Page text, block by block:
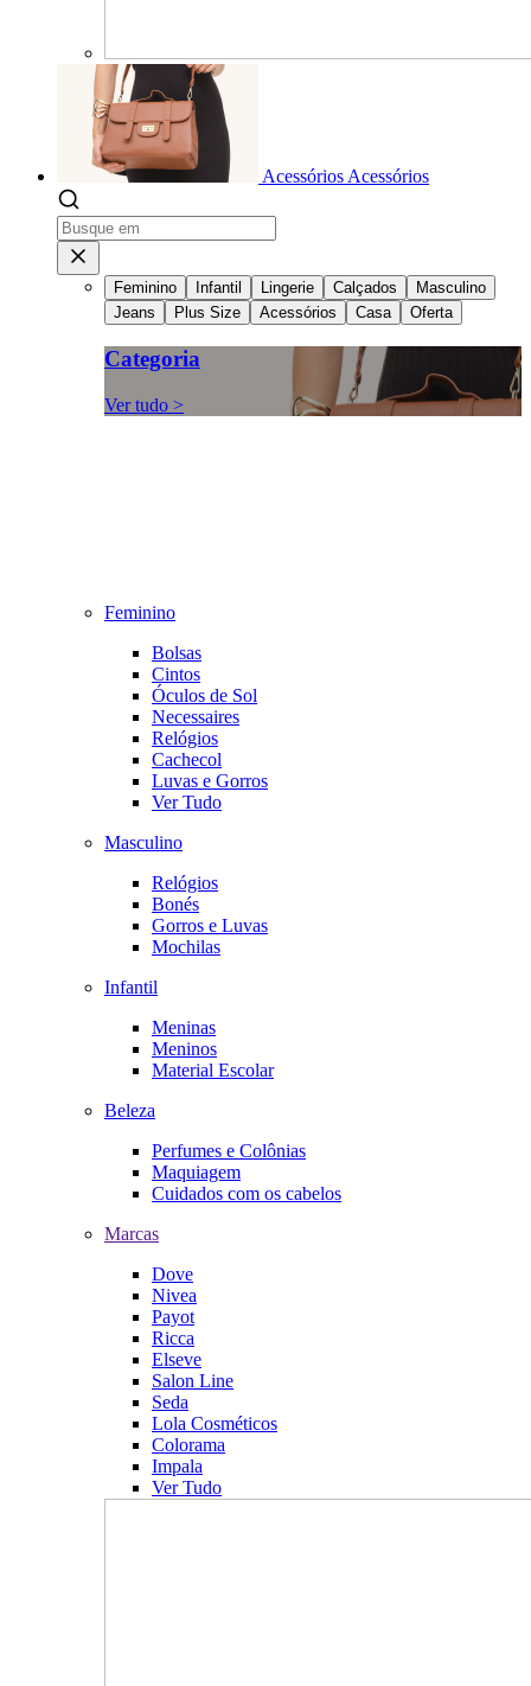
Acessórios Acessórios
Feminino Infantil Lingerie Calçados
Masculino
Jeans
Plus Size Acessórios Casa Oferta
Categoria
Ver tudo >
Feminino
Bolsas
Cintos
Óculos de Sol
Necessaires
Relógios
Cachecol
Luvas e Gorros
Ver Tudo
Masculino
Relógios
Bonés
Gorros e Luvas
Mochilas
Infantil
Meninas
Meninos
Material Escolar
Beleza
Perfumes e Colônias
Maquiagem
Cuidados com os cabelos
Marcas
Dove
Nivea
Payot
Ricca
Elseve
Salon Line
Seda
Lola Cosméticos
Colorama
Impala
Ver Tudo